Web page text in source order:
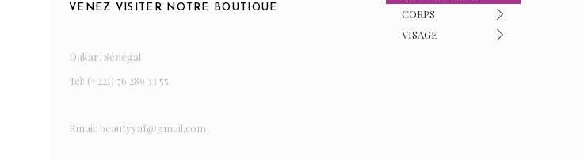
VENEZ VISITER NOTRE BOUTIQUE
Dakar, Sénégal
Tel: (+221) 76 289 33 55
Email: beautyyaf@gmail.com
CORPS
VISAGE